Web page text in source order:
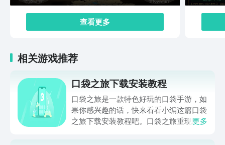
查看更多
相关游戏推荐
口袋之旅下载安装教程
口袋之旅是一款特色好玩的口袋手游，如
果你感兴趣的话，快来看看小编这篇口袋
之旅下载安装教程吧。口袋之旅重现经更多